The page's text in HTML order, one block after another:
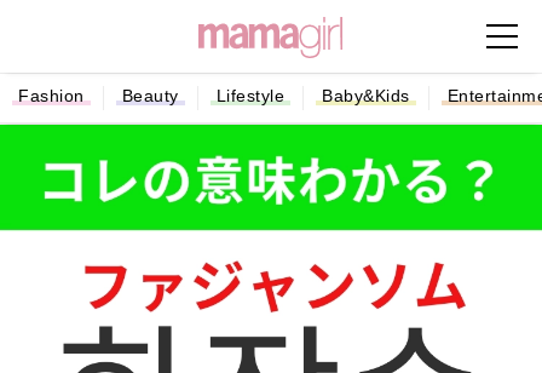
Fashion Beauty Lifestyle Baby&Kids